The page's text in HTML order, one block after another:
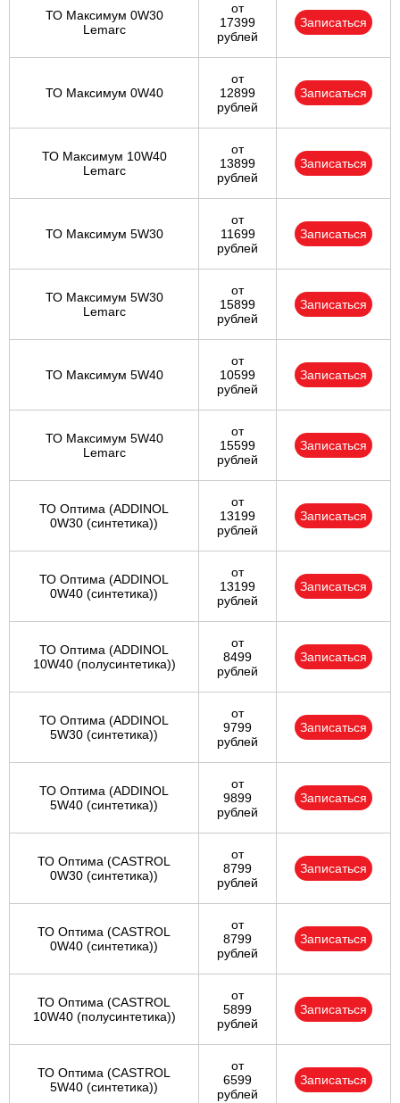
ТО Максимум 0W30
Lemarc
от
17399
рублей
Записаться
ТО Максимум 0W40
от
12899
рублей
Записаться
ТО Максимум 10W40
Lemarc
от
13899
рублей
Записаться
ТО Максимум 5W30
от
11699
рублей
Записаться
ТО Максимум 5W30
Lemarc
от
15899
рублей
Записаться
ТО Максимум 5W40
от
10599
рублей
Записаться
ТО Максимум 5W40
Lemarc
от
15599
рублей
Записаться
ТО Оптима (ADDINOL
0W30 (синтетика))
от
13199
рублей
Записаться
ТО Оптима (ADDINOL
0W40 (синтетика))
от
13199
рублей
Записаться
ТО Оптима (ADDINOL
10W40 (полусинтетика))
от
8499
рублей
Записаться
ТО Оптима (ADDINOL
5W30 (синтетика))
от
9799
рублей
Записаться
ТО Оптима (ADDINOL
5W40 (синтетика))
от
9899
рублей
Записаться
ТО Оптима (CASTROL
0W30 (синтетика))
от
8799
рублей
Записаться
ТО Оптима (CASTROL
0W40 (синтетика))
от
8799
рублей
Записаться
ТО Оптима (CASTROL
10W40 (полусинтетика))
от
5899
рублей
Записаться
ТО Оптима (CASTROL
5W40 (синтетика))
от
6599
рублей
Записаться